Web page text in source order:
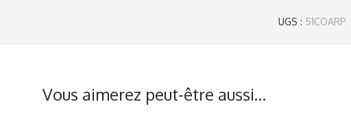
UGS : 51COARP
Vous aimerez peut-être aussi…